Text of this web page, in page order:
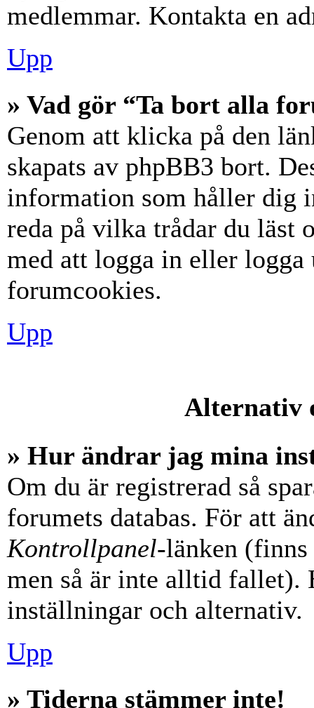
medlemmar. Kontakta en
Upp
» Vad gör “Ta bort alla
Genom att klicka på den
skapats av phpBB3 bort.
information som håller dig
reda på vilka trådar du läst
med att logga in eller
forumcookies.
Upp
Alternativ
» Hur ändrar jag mina
Om du är registrerad så
forumets databas. För att
Kontrollpanel-länken
men så är inte alltid fallet).
inställningar och alternativ.
Upp
» Tiderna stämmer inte!